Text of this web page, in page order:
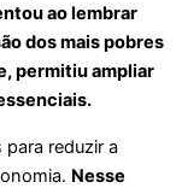
ao lembrar
dos mais pobres
permitiu ampliar
reduzir a
Nesse